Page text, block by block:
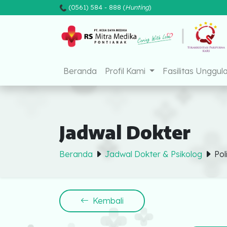
(0561) 584 - 888 (Hunting)
Beranda Profil Kami Fasilitas
Profil Kami
Jadwal Dokter
Beranda Jadwal Dokter & Psikolog
Kembali